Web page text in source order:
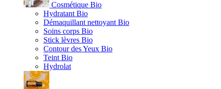
Cosmétique Bio
Hydratant Bio
Démaquillant nettoyant Bio
Soins corps Bio
Stick lèvres Bio
Contour des Yeux Bio
Teint Bio
Hydrolat